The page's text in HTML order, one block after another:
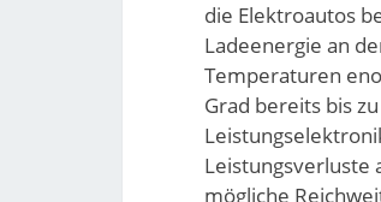
die Elektroautos
Ladeenergie an
Temperaturen
Grad bereits bis
Leistungsverluste
mögliche